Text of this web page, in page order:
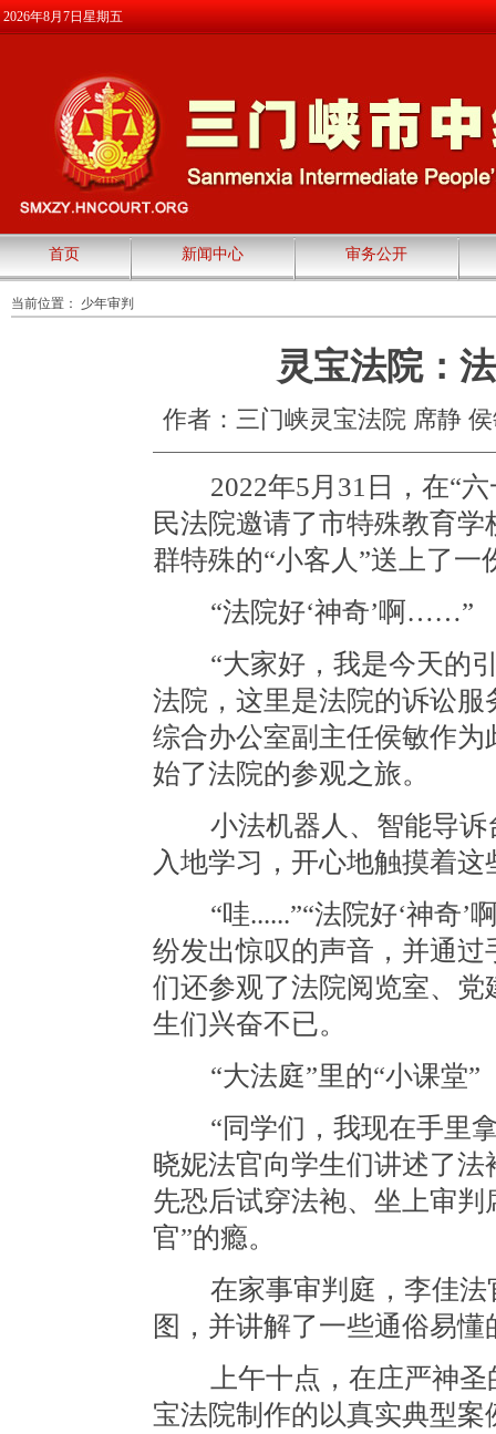
2026年8月7日星期五
首页 新闻中心 审务公开
当前位置： 少年审判
灵宝法院：
作者：三门峡灵宝法院 席静
2022年5月31日，在“六
民法院邀请了市特殊教育
群特殊的“小客人”送上了
“法院好‘神奇’啊……”
“大家好，我是今天的引
法院，这里是法院的诉讼
综合办公室副主任侯敏作为
始了法院的参观之旅。
小法机器人、智能导诉
入地学习，开心地触摸着
“哇......”“法院好‘神奇’
纷发出惊叹的声音，并通
们还参观了法院阅览室、
生们兴奋不已。
“大法庭”里的“小课堂”
“同学们，我现在手里
晓妮法官向学生们讲述了
先恐后试穿法袍、坐上审
官”的瘾。
在家事审判庭，李佳法
图，并讲解了一些通俗易
上午十点，在庄严神圣
宝法院制作的以真实典型